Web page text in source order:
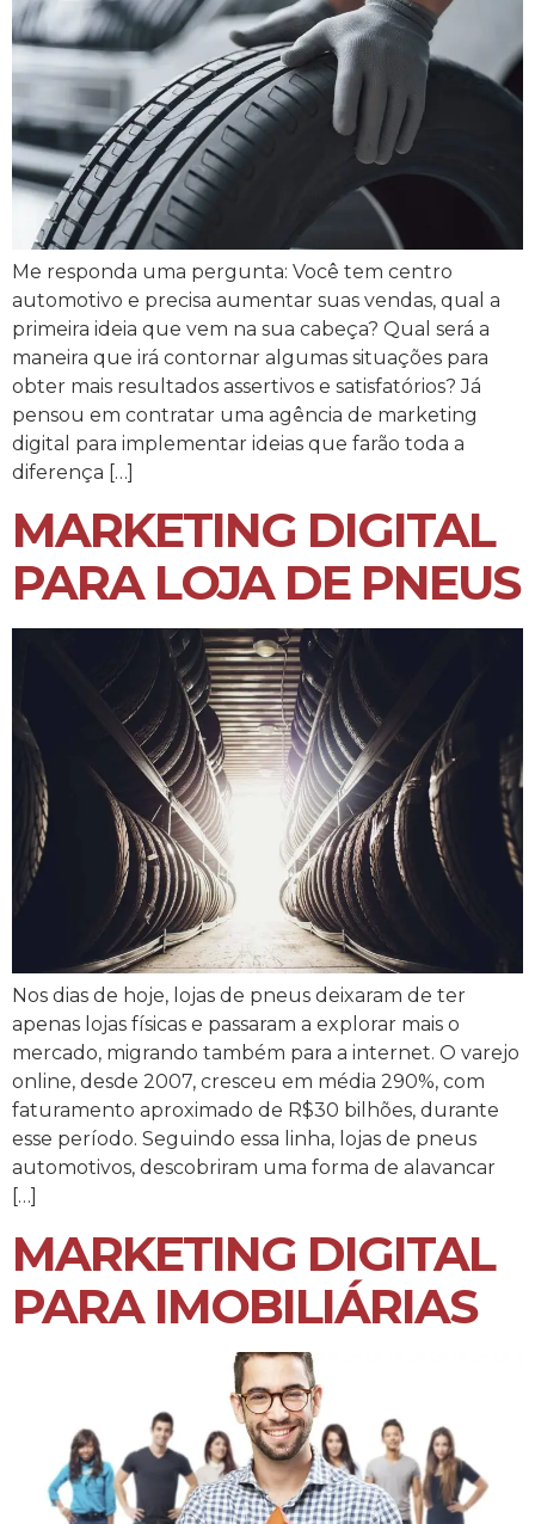
Me responda uma pergunta: Você tem centro
automotivo e precisa aumentar suas vendas, qual a
primeira ideia que vem na sua cabeça? Qual será a
maneira que irá contornar algumas situações para
obter mais resultados assertivos e satisfatórios? Já
pensou em contratar uma agência de marketing
digital para implementar ideias que farão toda a
diferença […]
MARKETING DIGITAL
PARA LOJA DE PNEUS
Nos dias de hoje, lojas de pneus deixaram de ter
apenas lojas físicas e passaram a explorar mais o
mercado, migrando também para a internet. O varejo
online, desde 2007, cresceu em média 290%, com
faturamento aproximado de R$30 bilhões, durante
esse período. Seguindo essa linha, lojas de pneus
automotivos, descobriram uma forma de alavancar
[…]
MARKETING DIGITAL
PARA IMOBILIÁRIAS